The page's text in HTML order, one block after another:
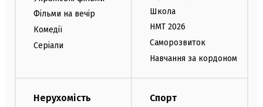
Фільми на вечір
Комедії
Серіали
Школа
НМТ 2026
Саморозвиток
Навчання за кордоном
Нерухомість Спорт